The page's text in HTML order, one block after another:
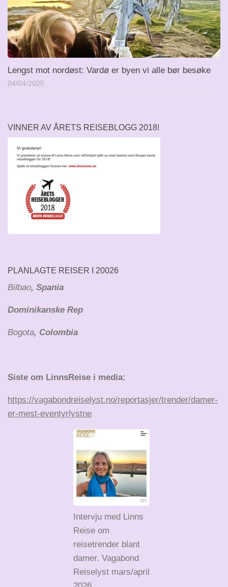
Lengst mot nordøst: Vardø er byen vi alle bør besøke
04/04/2025
VINNER AV ÅRETS REISEBLOGG 2018!
PLANLAGTE REISER I 20026
Bilbao, Spania
Dominikanske Rep
Bogota, Colombia
Siste om LinnsReise i media:
https://vagabondreiselyst.no/reportasjer/trender/damer-
er-mest-eventyrlystne
Intervju med Linns
Reise om
reisetrender blant
damer. Vagabond
Reiselyst mars/april